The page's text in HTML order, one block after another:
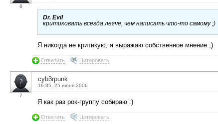
6
Dr. Evil
критиковать всегда легче, чем написать что-то самому ;)
Я никогда не критикую, я выражаю собственное мнение ;)
Ответить Цитировать
7
cyb3rpunk
16:35, 25 июня 2006
Я как раз рок-группу собираю :)
Ответить Цитировать